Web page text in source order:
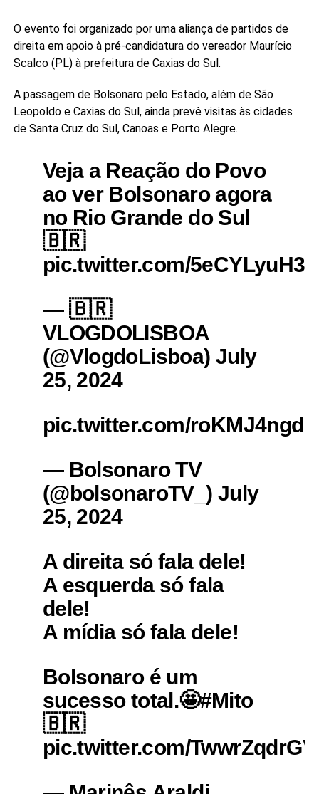
O evento foi organizado por uma aliança de partidos de
direita em apoio à pré-candidatura do vereador Maurício
Scalco (PL) à prefeitura de Caxias do Sul.
A passagem de Bolsonaro pelo Estado, além de São
Leopoldo e Caxias do Sul, ainda prevê visitas às cidades
de Santa Cruz do Sul, Canoas e Porto Alegre.
Veja a Reação do Povo
ao ver Bolsonaro agora
no Rio Grande do Sul
🇧🇷
pic.twitter.com/5eCYLyuH3c
— 🇧🇷
VLOGDOLISBOA
(@VlogdoLisboa) July
25, 2024
pic.twitter.com/
— Bolsonaro TV
(@bolsonaroTV_) July
25, 2024
A direita só fala dele!
A esquerda só fala
dele!
A mídia só fala dele!
Bolsonaro é um
sucesso total.🤩#Mito
🇧🇷
pic.twitter.com/TwwrZqdrGV